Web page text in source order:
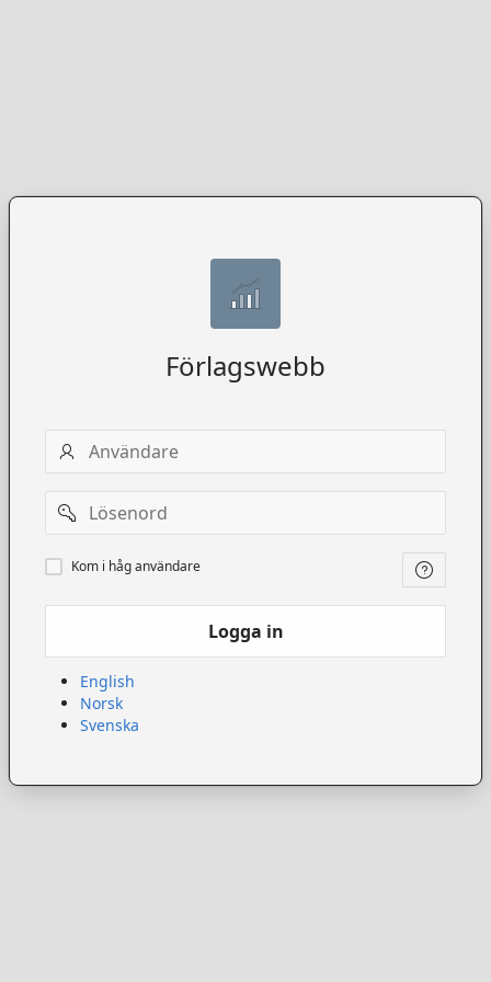
Förlagswebb
Användarnamn
Lösenord
Kom
ihåg
Kom i håg användare
Logga in
English
Norsk
Svenska